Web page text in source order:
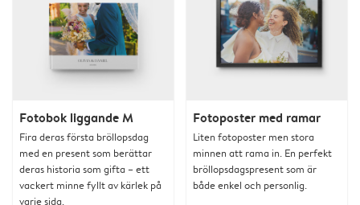
Fotobok liggande M
Fira deras första bröllopsdag
med en present som berättar
deras historia som gifta – ett
vackert minne fyllt av kärlek på
varje sida.
Fotoposter med ramar
Liten fotoposter men stora
minnen att rama in. En perfekt
bröllopsdagspresent som är
både enkel och personlig.